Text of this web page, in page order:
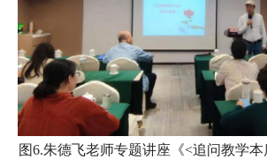
图6.朱德飞老师专题讲座《<追问教学